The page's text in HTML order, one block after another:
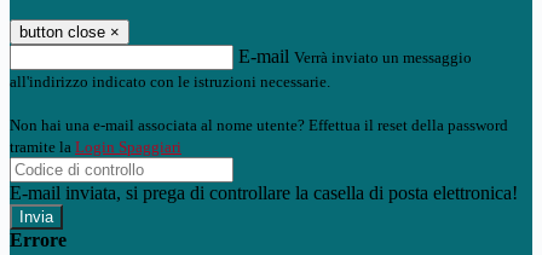
button close ×
E-mail Verrà inviato un messaggio
all'indirizzo indicato con le istruzioni necessarie.
Non hai una e-mail associata al nome utente? Effettua il reset della password
tramite la Login Spaggiari
E-mail inviata, si prega di controllare la casella di posta elettronica!
Errore